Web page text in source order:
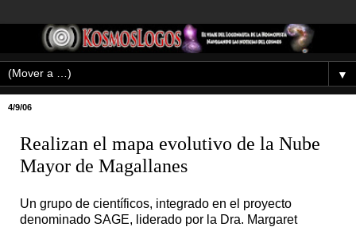
▼
4/9/06
Realizan el mapa evolutivo de la Nube
Mayor de Magallanes
Un grupo de científicos, integrado en el proyecto
denominado SAGE, liderado por la Dra. Margaret